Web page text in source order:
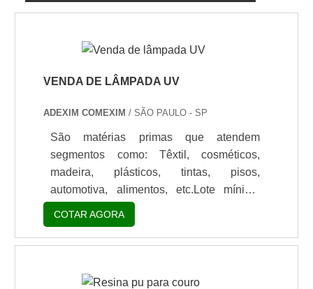
VENDA DE LÂMPADA UV
ADEXIM COMEXIM / SÃO PAULO - SP
São matérias primas que atendem
segmentos como: Têxtil, cosméticos,
madeira, plásticos, tintas, pisos,
automotiva, alimentos, etc.Lote mínimo
de: 1 embalagem - 20kgComercialização
de lâmpada UVA venda de lâmpada UV é
destinada para indústrias que possuem as
são usadas 8 lâmpadas UV de 40W que
COTAR AGORA